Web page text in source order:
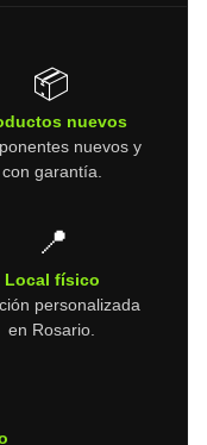
📦
nuevos
nuevos y
con garantía.
📍
Local físico
personalizada
en Rosario.